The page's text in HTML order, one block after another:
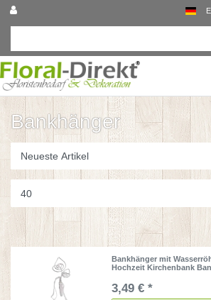
Bankhänger
Bankhänger mit
Hochzeit Kirchenbank
3,49 € *